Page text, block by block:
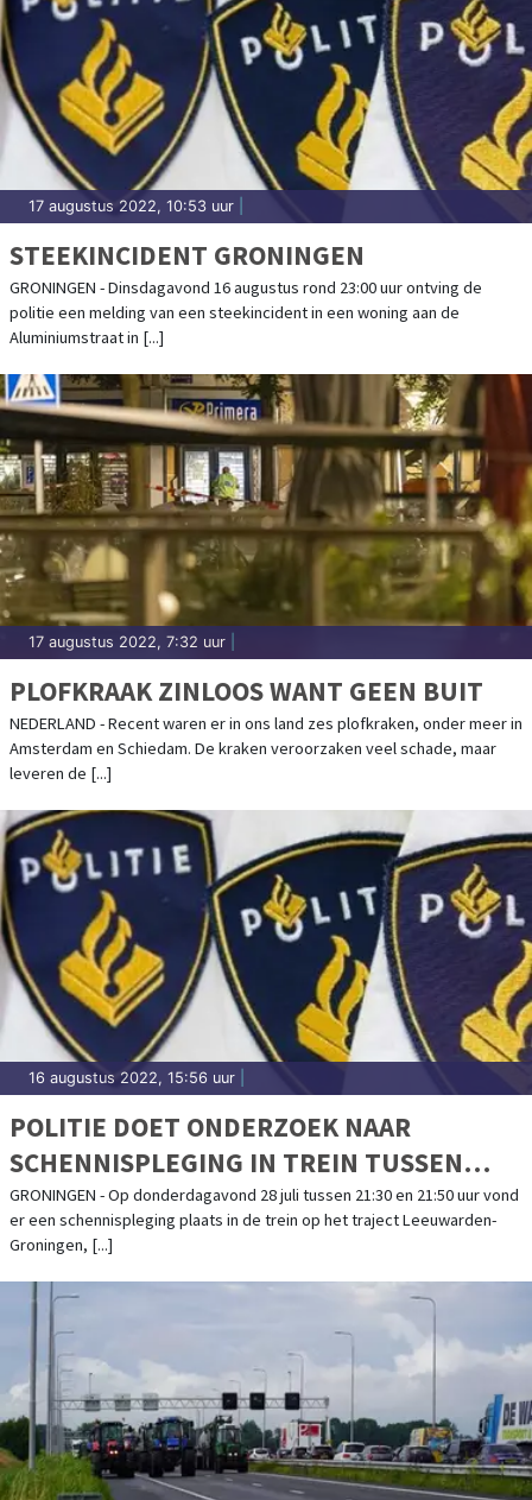
17 augustus 2022, 10:53 uur
STEEKINCIDENT GRONINGEN
GRONINGEN - Dinsdagavond 16 augustus rond 23:00 uur ontving de
politie een melding van een steekincident in een woning aan de
Aluminiumstraat in [...]
17 augustus 2022, 7:32 uur
PLOFKRAAK ZINLOOS WANT GEEN BUIT
NEDERLAND - Recent waren er in ons land zes plofkraken, onder meer in
Amsterdam en Schiedam. De kraken veroorzaken veel schade, maar
leveren de [...]
16 augustus 2022, 15:56 uur
POLITIE DOET ONDERZOEK NAAR
SCHENNISPLEGING IN TREIN TUSSEN
BUITENPOST EN GRONINGEN
GRONINGEN - Op donderdagavond 28 juli tussen 21:30 en 21:50 uur vond
er een schennispleging plaats in de trein op het traject Leeuwarden-
Groningen, [...]